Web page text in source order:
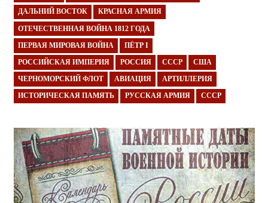
ДАЛЬНИЙ ВОСТОК КРАСНАЯ АРМИЯ
ОТЕЧЕСТВЕННАЯ ВОЙНА 1812 ГОДА
ПЕРВАЯ МИРОВАЯ ВОЙНА ПЁТР I
РОССИЙСКАЯ ИМПЕРИЯ РОССИЯ СССР США
ЧЕРНОМОРСКИЙ ФЛОТ АВИАЦИЯ АРТИЛЛЕРИЯ
ИСТОРИЧЕСКАЯ ПАМЯТЬ РУССКАЯ АРМИЯ СССР